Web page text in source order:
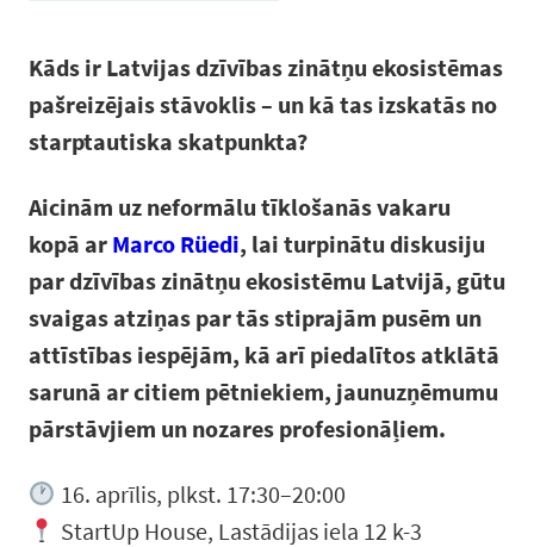
Kāds ir Latvijas dzīvības zinātņu ekosistēmas
pašreizējais stāvoklis – un kā tas izskatās no
starptautiska skatpunkta?
Aicinām uz neformālu tīklošanās vakaru
kopā ar Marco Rüedi, lai turpinātu diskusiju
par dzīvības zinātņu ekosistēmu Latvijā, gūtu
svaigas atziņas par tās stiprajām pusēm un
attīstības iespējām, kā arī piedalītos atklātā
sarunā ar citiem pētniekiem, jaunuzņēmumu
pārstāvjiem un nozares profesionāļiem.
16. aprīlis, plkst. 17:30–20:00
StartUp House, Lastādijas iela 12 k-3